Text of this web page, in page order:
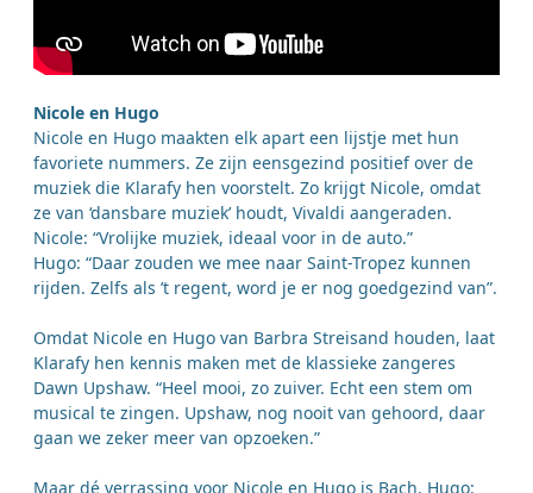
Nicole en Hugo
Nicole en Hugo maakten elk apart een lijstje met hun
favoriete nummers. Ze zijn eensgezind positief over de
muziek die Klarafy hen voorstelt. Zo krijgt Nicole, omdat
ze van ‘dansbare muziek’ houdt, Vivaldi aangeraden.
Nicole: “Vrolijke muziek, ideaal voor in de auto.”
Hugo: “Daar zouden we mee naar Saint-Tropez kunnen
rijden. Zelfs als ’t regent, word je er nog goedgezind van”.
Omdat Nicole en Hugo van Barbra Streisand houden, laat
Klarafy hen kennis maken met de klassieke zangeres
Dawn Upshaw. “Heel mooi, zo zuiver. Echt een stem om
musical te zingen. Upshaw, nog nooit van gehoord, daar
gaan we zeker meer van opzoeken.”
Maar dé verrassing voor Nicole en Hugo is Bach. Hugo: